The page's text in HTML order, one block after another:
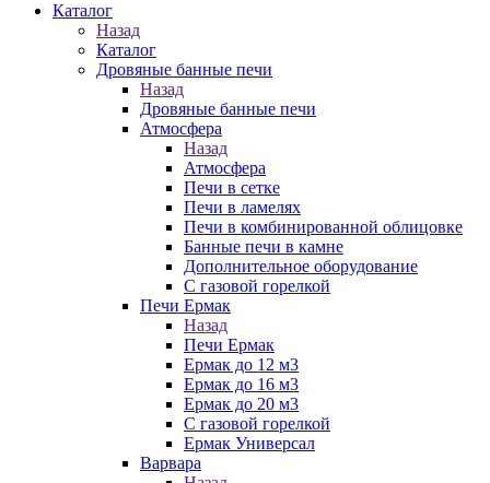
Каталог
Назад
Каталог
Дровяные банные печи
Назад
Дровяные банные печи
Атмосфера
Назад
Атмосфера
Печи в сетке
Печи в ламелях
Печи в комбинированной облицовке
Банные печи в камне
Дополнительное оборудование
С газовой горелкой
Печи Ермак
Назад
Печи Ермак
Ермак до 12 м3
Ермак до 16 м3
Ермак до 20 м3
С газовой горелкой
Ермак Универсал
Варвара